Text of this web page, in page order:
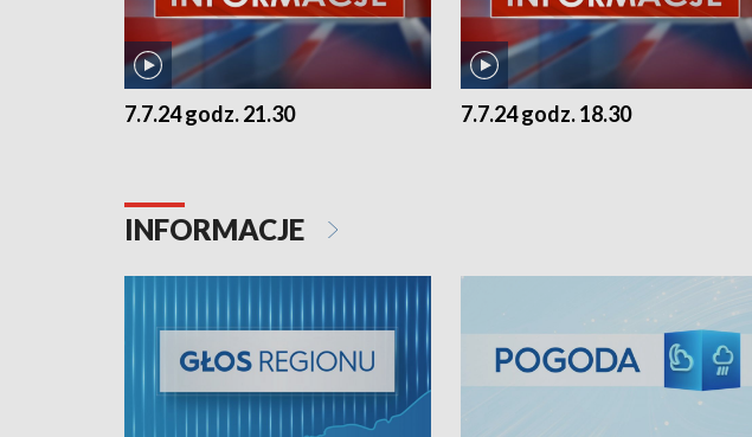
7.7.24 godz. 21.30 7.7.24 godz. 18.30
INFORMACJE